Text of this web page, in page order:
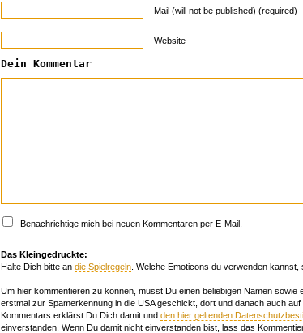
Mail (will not be published) (required)
Website
Dein Kommentar
Benachrichtige mich bei neuen Kommentaren per E-Mail.
Das Kleingedruckte:
Halte Dich bitte an die Spielregeln . Welche Emoticons du verwenden kannst,
Um hier kommentieren zu können, musst Du einen beliebigen Namen
erstmal zur Spamerkennung in die USA geschickt, dort und danach auch
Kommentars erklärst Du Dich damit und den hier geltenden
einverstanden. Wenn Du damit nicht einverstanden bist, lass das